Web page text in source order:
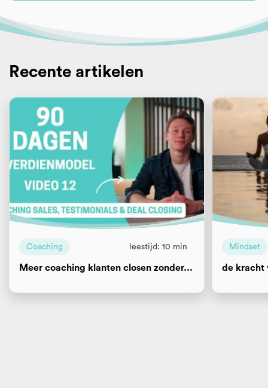
Recente artikelen
Coaching leestijd: 10 min
Meer coaching klanten closen zonder...
Mindset
de kracht